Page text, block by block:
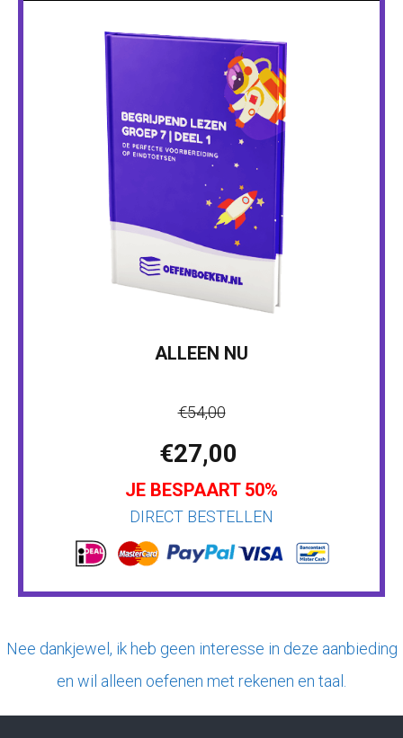
ALLEEN NU
€54,00
€27,00
JE BESPAART 50%
DIRECT BESTELLEN
Nee dankjewel, ik heb geen interesse in deze aanbieding
en wil alleen oefenen met rekenen en taal.